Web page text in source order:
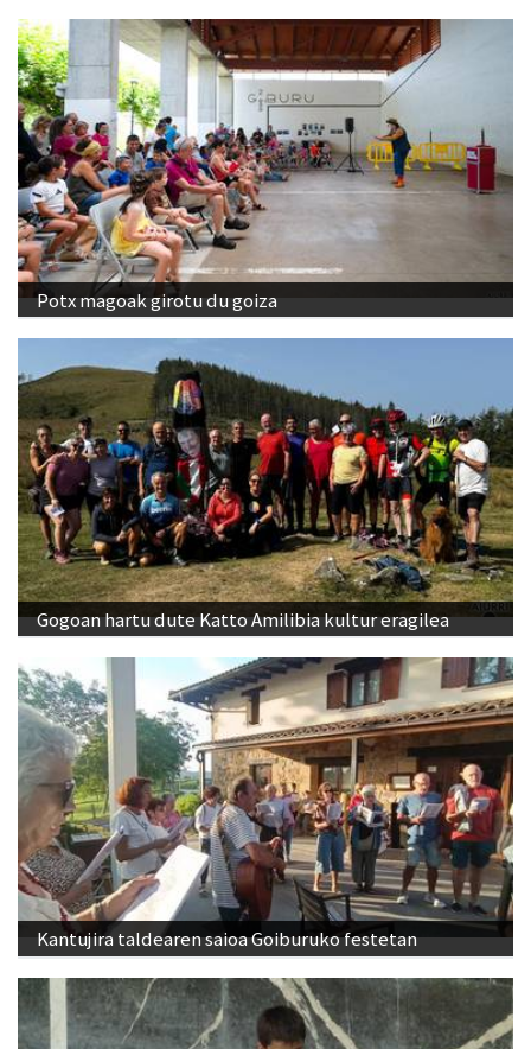
Potx magoak girotu du goiza
Gogoan hartu dute Katto Amilibia kultur eragilea
Kantujira taldearen saioa Goiburuko festetan